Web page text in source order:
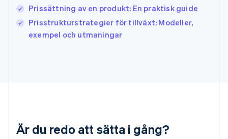
Prissättning av en produkt: En praktisk guide
Prisstrukturstrategier för tillväxt: Modeller,
exempel och utmaningar
Är du redo att sätta i gång?
English Français
Kroatien
EnglishItaliano
Malaysia